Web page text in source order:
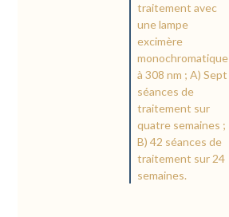
traitement avec
une lampe
excimère
monochromatique
à 308 nm ; A) Sept
séances de
traitement sur
quatre semaines ;
B) 42 séances de
traitement sur 24
semaines.